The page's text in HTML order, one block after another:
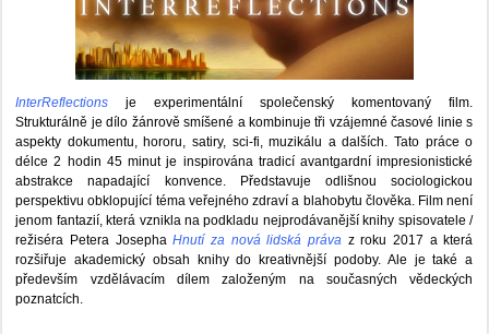
InterReflections je experimentální společenský komentovaný film.
Strukturálně je dílo žánrově smíšené a kombinuje tři vzájemné časové linie s
aspekty dokumentu, hororu, satiry, sci-fi, muzikálu a dalších. Tato práce o
délce 2 hodin 45 minut je inspirována tradicí avantgardní impresionistické
abstrakce napadající konvence. Představuje odlišnou sociologickou
perspektivu obklopující téma veřejného zdraví a blahobytu člověka. Film není
jenom fantazií, která vznikla na podkladu nejprodávanější knihy spisovatele /
režiséra Petera JosephaHnutí za nová lidská právaz roku 2017 a která
rozšiřuje akademický obsah knihy do kreativnější podoby. Ale je také a
především vzdělávacím dílem založeným na současných vědeckých
poznatcích.